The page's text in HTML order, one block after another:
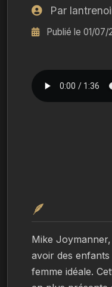
Par
Publié le 01/07/
🪶
Mike
avoir des enfants
femme idéale.